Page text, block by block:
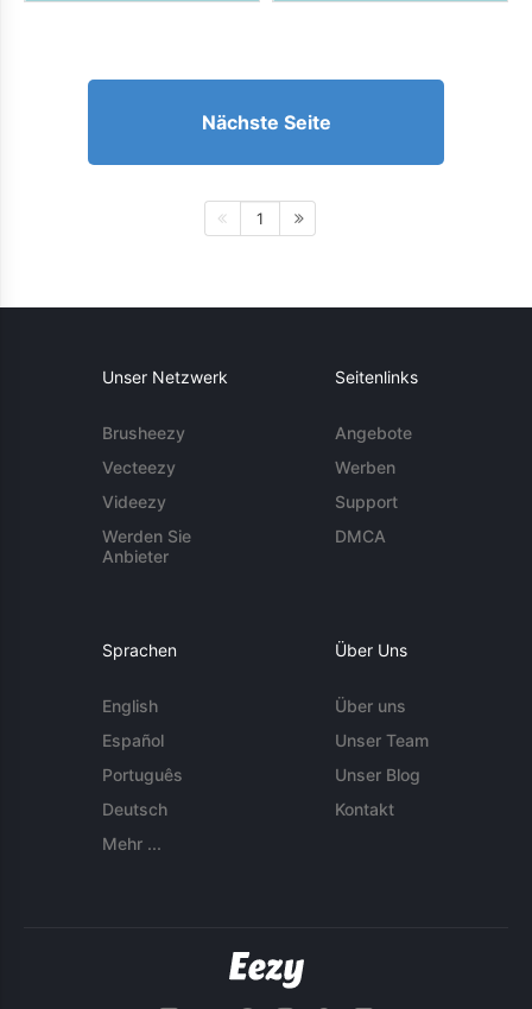
Nächste Seite
1
Unser Netzwerk
Brusheezy
Vecteezy
Videezy
Werden Sie
Anbieter
Seitenlinks
Angebote
Werben
Support
DMCA
Sprachen
English
Español
Português
Deutsch
Mehr ...
Über Uns
Über uns
Unser Team
Unser Blog
Kontakt